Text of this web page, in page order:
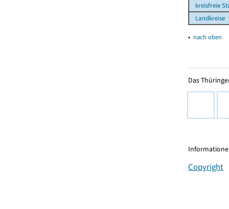
kreisfreie
Landkreise
▴ nach oben
Das
Copyright